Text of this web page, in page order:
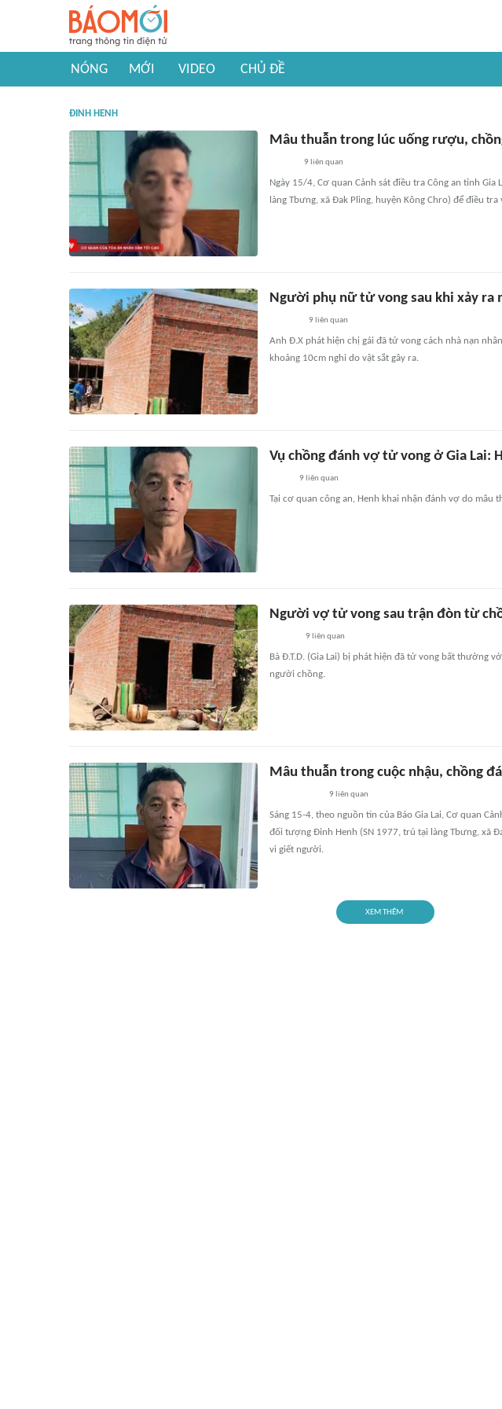
NÓNG MỚI VIDEO CHỦ ĐỀ
ĐINH HENH
Mâu thuẫn trong lúc uống rượu,
9 liên quan
Ngày 15/4, Cơ quan Cảnh sát điều tra Công an tỉnh
làng Tbưng, xã Đak Pling, huyện Kông Chro) để điều
Người phụ nữ tử vong sau khi xảy ra
9 liên quan
Anh Đ.X phát hiện chị gái đã tử vong cách nhà nạn
khoảng 10cm nghi do vật sắt gây ra.
Vụ chồng đánh vợ tử vong ở Gia Lai:
9 liên quan
Tại cơ quan công an, Henh khai nhận đánh vợ do mâu
Người vợ tử vong sau trận đòn từ
9 liên quan
Bà Đ.T.D. (Gia Lai) bị phát hiện đã tử vong bất thường
người chồng.
Mâu thuẫn trong cuộc nhậu, chồng
9 liên quan
Sáng 15-4, theo nguồn tin của Báo Gia Lai, Cơ quan
đối tượng Đinh Henh (SN 1977, trú tại làng Tbưng, xã
vi giết người.
XEM THÊM